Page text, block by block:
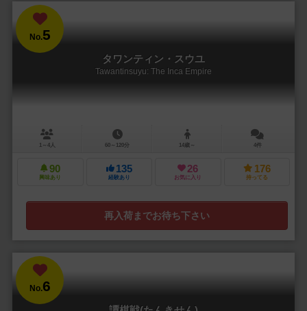
No.5
タワンティン・スウユ
Tawantinsuyu: The Inca Empire
1～4人 60～120分 14歳～ 4件
90
興味あり
135
経験あり
26
お気に入り
176
持ってる
再入荷までお待ち下さい
No.6